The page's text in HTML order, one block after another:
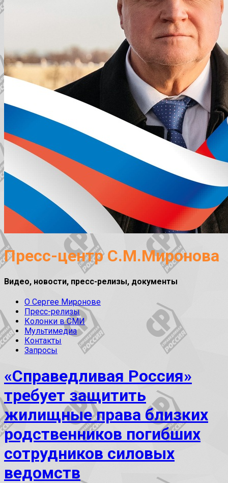
Пресс-центр С.М.Миронова
Видео, новости, пресс-релизы, документы
О Сергее Миронове
Пресс-релизы
Колонки в СМИ
Мультимедиа
Контакты
Запросы
«Справедливая Россия»
требует защитить
жилищные права близких
родственников погибших
сотрудников силовых
ведомств